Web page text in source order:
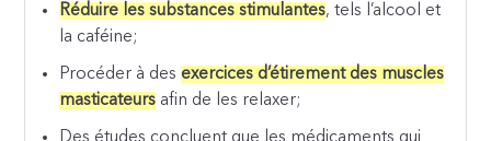
Réduire les substances stimulantes, tels l’alcool et
la caféine;
Procéder à des exercices d’étirement des muscles
masticateurs afin de les relaxer;